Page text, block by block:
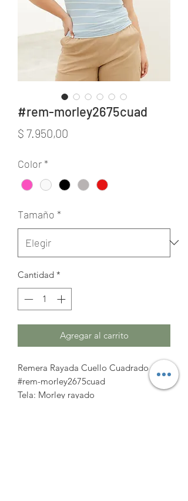
#rem-morley2675cuad
$ 7.950,00
Color*
Tamaño *
Cantidad *
Agregar al carrito
Remera Rayada Cuello Cuadrado
#rem-morley2675cuad
Tela: Morley rayado